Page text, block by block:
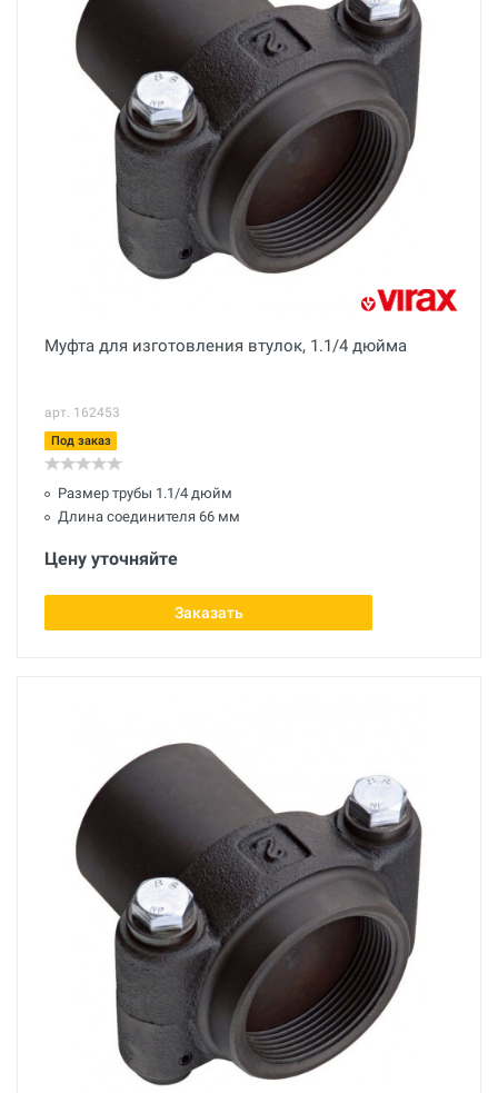
Муфта для изготовления втулок, 1.1/4 дюйма
арт. 162453
Под заказ
Размер трубы 1.1/4 дюйм
Длина соединителя 66 мм
Цену уточняйте
Заказать